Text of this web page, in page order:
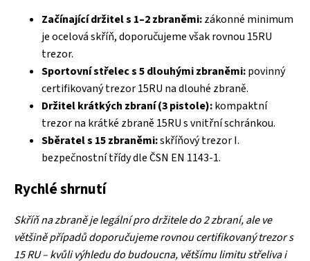
Začínající držitel s 1–2 zbraněmi:zákonné minimum
je ocelová skříň, doporučujeme však rovnou 15RU
trezor.
Sportovní střelec s 5 dlouhými zbraněmi:povinný
certifikovaný trezor 15RU na dlouhé zbraně.
Držitel krátkých zbraní (3 pistole):kompaktní
trezor na krátké zbraně 15RU s vnitřní schránkou.
Sběratel s 15 zbraněmi:skříňový trezor I.
bezpečnostní třídy dle ČSN EN 1143-1.
Rychlé shrnutí
Skříň na zbraně je legální pro držitele do 2 zbraní, ale ve
většině případů doporučujeme rovnou certifikovaný trezor s
15 RU – kvůli výhledu do budoucna, většímu limitu střeliva i